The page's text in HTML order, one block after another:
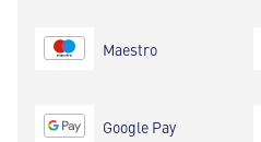
Maestro
Google Pay